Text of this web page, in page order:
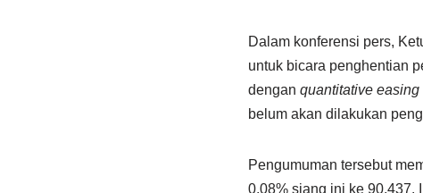
Dalam konferensi pers,
untuk bicara penghentian
dengan quantitative easing
belum akan dilakukan
Pengumuman tersebut
0,08% siang ini ke 90,437.